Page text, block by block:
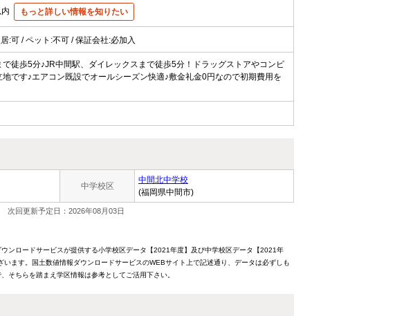
もっと詳しい情報を知りたい
:可 / ペット:不可 / 保証会社:必加入
で徒歩5分♪JR中間駅、ダイレックスまで徒歩5分！ドラッグストアやコンビ
です♪エアコン既設でオールシーズン快適♪敷金礼金0円なので初期費用を
中学校区
中間北中学校
(福岡県中間市)
次回更新予定日：2026年08月03日
ンロードサービスが提供する小学校区データ【2021年度】及び中学校区データ【2021年
ます。国土数値情報ダウンロードサービスのWEBサイト上で記述通り、データは必ずしも
そちらを踏まえ学区情報は参考としてご活用下さい。